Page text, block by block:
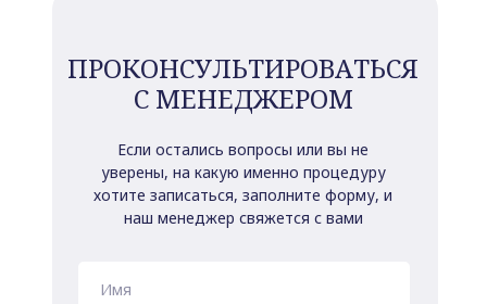
ПРОКОНСУЛЬТИРОВАТЬСЯ
С МЕНЕДЖЕРОМ
Если остались вопросы или вы не
уверены, на какую именно процедуру
хотите записаться, заполните форму, и
наш менеджер свяжется с вами